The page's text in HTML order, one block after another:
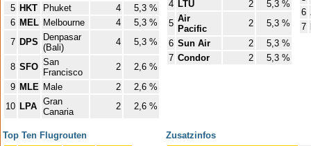
5 HKT Phuket 4
5,3 %
6 MEL Melbourne 4
5,3 %
7 DPS
Denpasar
(Bali)
4 5,3 %
8 SFO San
Francisco
2
2,6 %
9 MLE Male 2
2,6 %
10 LPA Gran
Canaria
2 2,6 %
4 LTU 2
5,3 %
5 Air
Pacific
2
5,3 %
6 Sun Air 2
5,3 %
7 Condor 2 5,3 %
6
7
Top Ten Flugrouten Zusatzinfos